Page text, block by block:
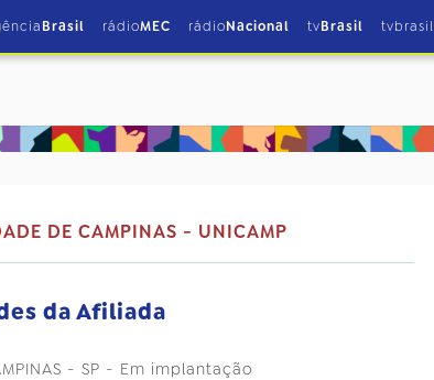
Brasil rádioMEC rádioNacional tvBrasil tvbrasil
DE CAMPINAS - UNICAMP
da Afiliada
- SP - Em implantação